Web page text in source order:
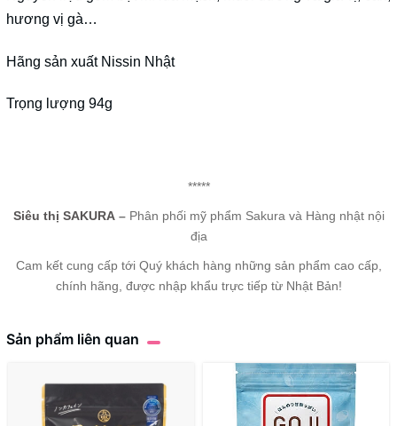
hương vị gà…
Hãng sản xuất Nissin Nhật
Trọng lượng 94g
*****
Siêu thị SAKURA –Phân phối mỹ phẩm Sakura và Hàng nhật nội
địa
Cam kết cung cấp tới Quý khách hàng những sản phẩm cao cấp,
chính hãng, được nhập khẩu trực tiếp từ Nhật Bản!
Sản phẩm liên quan